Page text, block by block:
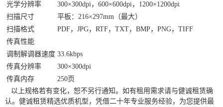
光学分辨率
300×300dpi，600×600dpi，1200×1200dpi
扫描尺寸
平板：216×297mm（最大）
扫描格式
PDF，JPG，RTF，TXT，BMP，PNG，TIFF
传真性能
调制解调器速度 33.6kbps
传真分辨率
300×300dpi
传真内存
250页
以上规格若有变化，恕不另行通知。如有租用需求请与健诚租赁确
认。健诚租赁精选优质机型，凭借二十年专业服务经验，为您提供最